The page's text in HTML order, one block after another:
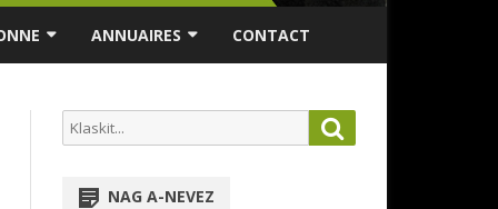
ANNUAIRES
ANNUAIRES DES MUSICIENS
CONTACT
Search
for:
NAG A-NEVEZ